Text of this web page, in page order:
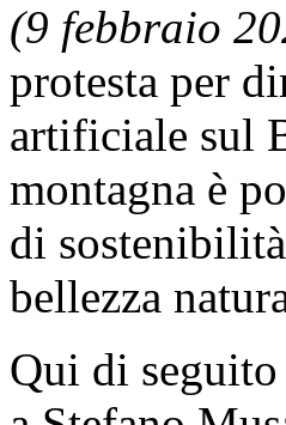
(9 febbraio
protesta per
artificiale sul
montagna è
di
bellezza
Qui di